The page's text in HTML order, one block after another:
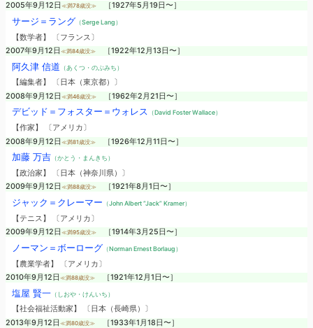
2005年9月12日 ≪満78歳没≫ ［1927年5月19日〜］
サージ＝ラング （Serge Lang）
【数学者】 〔フランス〕
2007年9月12日 ≪満84歳没≫ ［1922年12月13日〜］
阿久津 信道 （あくつ・のぶみち）
【編集者】 〔日本（東京都）〕
2008年9月12日 ≪満46歳没≫ ［1962年2月21日〜］
デビッド＝フォスター＝ウォレス （David Foster Wallace）
【作家】 〔アメリカ〕
2008年9月12日 ≪満81歳没≫ ［1926年12月11日〜］
加藤 万吉（かとう・まんきち）
【政治家】 〔日本（神奈川県）〕
2009年9月12日 ≪満88歳没≫ ［1921年8月1日〜］
ジャック＝クレーマー （John Albert “Jack” Kramer）
【テニス】 〔アメリカ〕
2009年9月12日 ≪満95歳没≫ ［1914年3月25日〜］
ノーマン＝ボーローグ （Norman Ernest Borlaug）
【農業学者】 〔アメリカ〕
2010年9月12日 ≪満88歳没≫ ［1921年12月1日〜］
塩屋 賢一（しおや・けんいち）
【社会福祉活動家】 〔日本（長崎県）〕
2013年9月12日 ≪満80歳没≫ ［1933年1月18日〜］